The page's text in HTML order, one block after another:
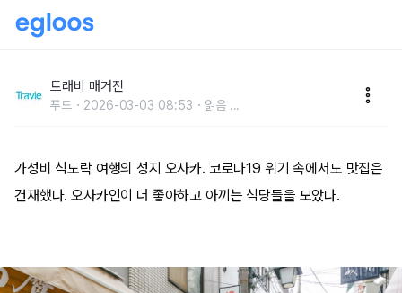
트래비 매거진
푸드 2026-03-03 08:53 읽음 ...
가성비 식도락 여행의 성지 오사카. 코로나19 위기 속에서도 맛집은
건재했다. 오사카인이 더 좋아하고 아끼는 식당들을 모았다.